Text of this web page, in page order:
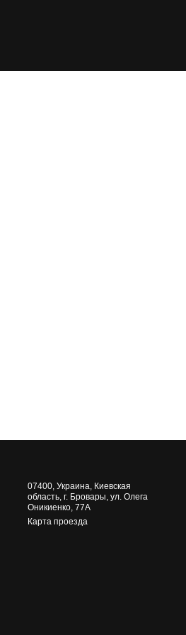
07400, Украина, Киевская
область, г. Бровары, ул. Олега
Оникиенко, 77А
Карта проезда